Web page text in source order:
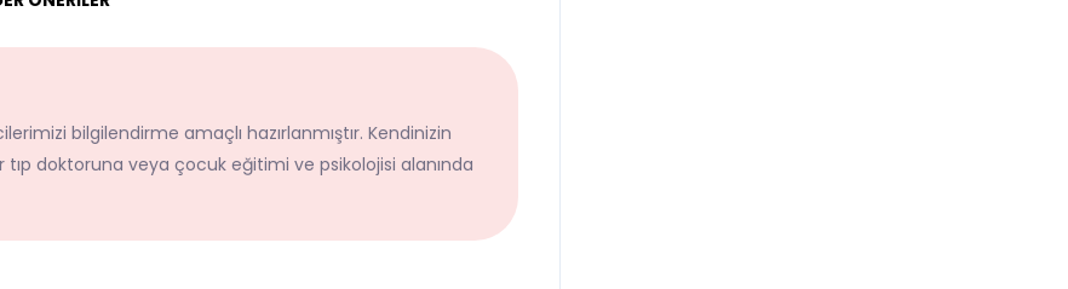
bilgilendirme amaçlı hazırlanmıştır. Kendinizin
tıp doktoruna veya çocuk eğitimi ve psikolojisi alanında